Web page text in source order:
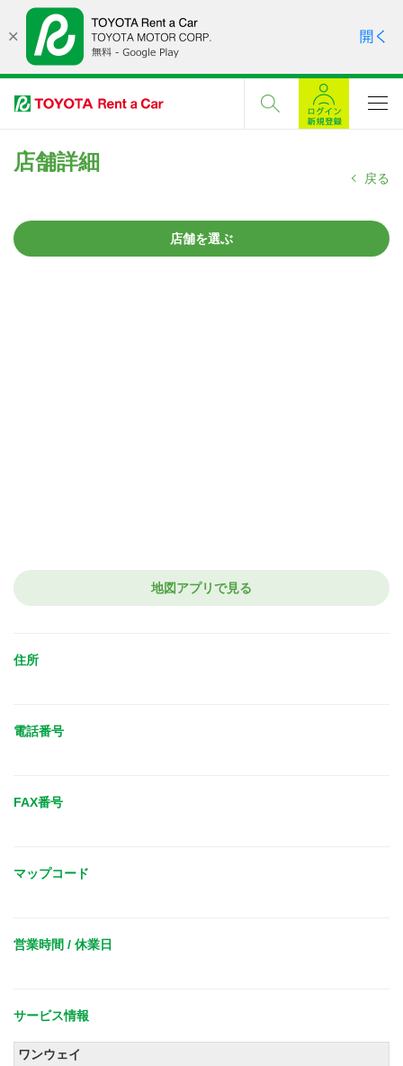
店舗詳細
戻る
店舗を選ぶ
地図アプリで見る
住所
電話番号
FAX番号
マップコード
営業時間 / 休業日
サービス情報
ワンウェイ